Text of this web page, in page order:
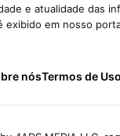
e atualidade das
em nosso
nósTermos de Uso